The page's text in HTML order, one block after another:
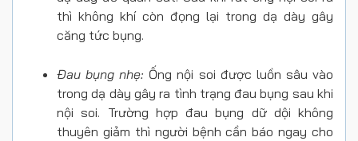
thì không khí còn đọng lại trong dạ dày gây
căng tức bụng.
Đau bụng nhẹ: Ống nội soi được luồn sâu vào
trong dạ dày gây ra tình trạng đau bụng sau khi
nội soi. Trường hợp đau bụng dữ dội không
thuyên giảm thì người bệnh cần báo ngay cho